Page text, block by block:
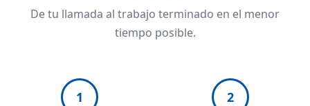
De tu llamada al trabajo terminado en el menor
tiempo posible.
1 2